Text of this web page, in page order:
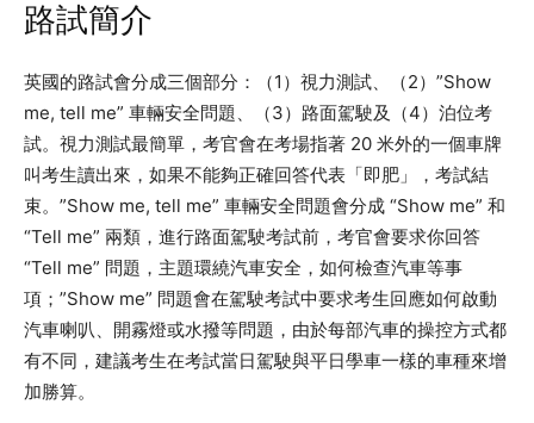
路試簡介
英國的路試會分成三個部分：（1）視力測試、（2）”Show
me, tell me” 車輛安全問題、（3）路面駕駛及（4）泊位考
試。視力測試最簡單，考官會在考場指著 20 米外的一個車牌
叫考生讀出來，如果不能夠正確回答代表「即肥」，考試結
束。”Show me, tell me” 車輛安全問題會分成 “Show me” 和
“Tell me” 兩類，進行路面駕駛考試前，考官會要求你回答
“Tell me” 問題，主題環繞汽車安全，如何檢查汽車等事
項；”Show me” 問題會在駕駛考試中要求考生回應如何啟動
汽車喇叭、開霧燈或水撥等問題，由於每部汽車的操控方式都
有不同，建議考生在考試當日駕駛與平日學車一樣的車種來增
加勝算。